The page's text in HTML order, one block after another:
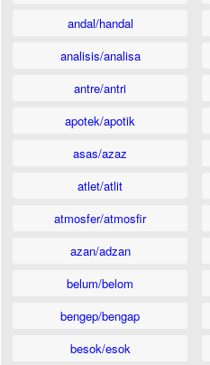
andal/handal
analisis/analisa
antre/antri
apotek/apotik
asas/azaz
atlet/atlit
atmosfer/atmosfir
azan/adzan
belum/belom
bengep/bengap
besok/esok